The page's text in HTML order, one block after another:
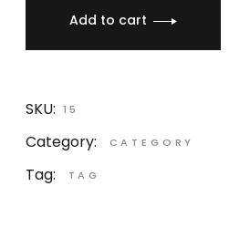
Add to cart
SKU: 15
Category: CATEGORY
Tag: TAG